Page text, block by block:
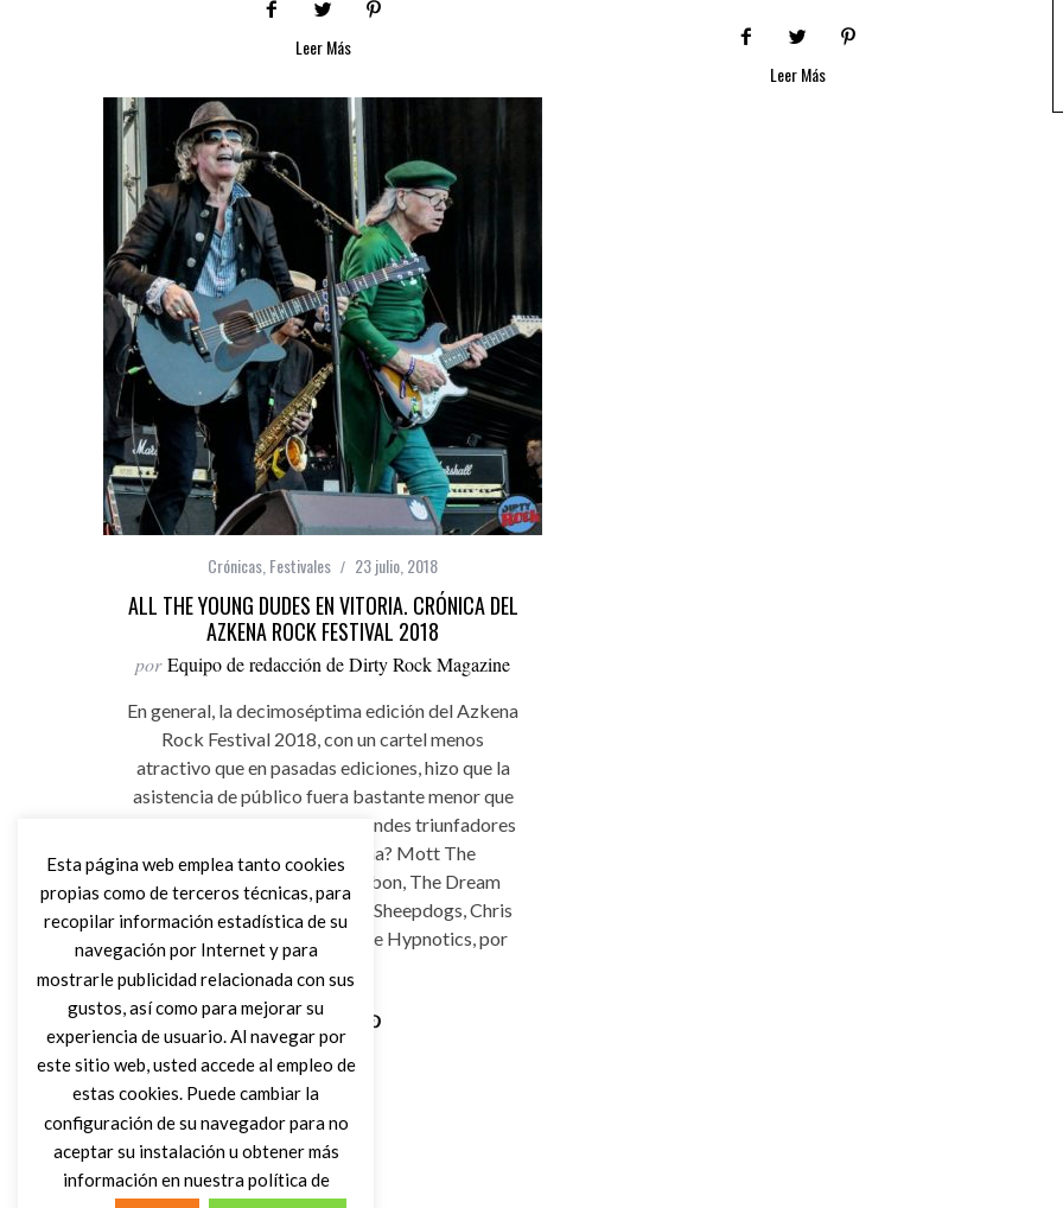
Leer Más
Leer Más
Crónicas Festivales 23 julio, 2018
ALL THE YOUNG DUDES EN VITORIA. CRÓNICA DEL
AZKENA ROCK FESTIVAL 2018
por Equipo de redacción de Dirty Rock Magazine
En general, la decimoséptima edición del Azkena
Rock Festival 2018, con un cartel menos
atractivo que en pasadas ediciones, hizo que la
asistencia de público fuera bastante menor que
en la edición de 2017. ¿Los grandes triunfadores
de esta edición del Azkena? Mott The
Hoople, The Beasts of Bourbon, The Dream
Syndicate, Van Morrison, The Sheepdogs, Chris
Robinson Brotherhood y Thee Hypnotics, por
ese orden.
Leer Más
Esta página web emplea tanto cookies
propias como de terceros técnicas, para
recopilar información estadística de su
navegación por Internet y para
mostrarle publicidad relacionada con sus
gustos, así como para mejorar su
experiencia de usuario. Al navegar por
este sitio web, usted accede al empleo de
estas cookies. Puede cambiar la
configuración de su navegador para no
aceptar su instalación u obtener más
información en nuestra política de